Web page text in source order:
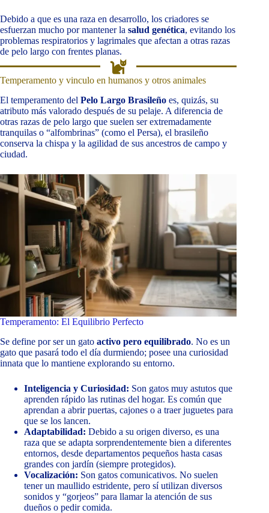
Debido a que es una raza en desarrollo, los criadores se
esfuerzan mucho por mantener la salud genética, evitando los
problemas respiratorios y lagrimales que afectan a otras razas
de pelo largo con frentes planas.
Temperamento y vinculo en humanos y otros animales
El temperamento del Pelo Largo Brasileño es, quizás, su
atributo más valorado después de su pelaje. A diferencia de
otras razas de pelo largo que suelen ser extremadamente
tranquilas o “alfombrinas” (como el Persa), el brasileño
conserva la chispa y la agilidad de sus ancestros de campo y
ciudad.
Temperamento: El Equilibrio Perfecto
Se define por ser un gato activo pero equilibrado. No es un
gato que pasará todo el día durmiendo; posee una curiosidad
innata que lo mantiene explorando su entorno.
Inteligencia y Curiosidad: Son gatos muy astutos que
aprenden rápido las rutinas del hogar. Es común que
aprendan a abrir puertas, cajones o a traer juguetes para
que se los lancen.
Adaptabilidad: Debido a su origen diverso, es una
raza que se adapta sorprendentemente bien a diferentes
entornos, desde departamentos pequeños hasta casas
grandes con jardín (siempre protegidos).
Vocalización: Son gatos comunicativos. No suelen
tener un maullido estridente, pero sí utilizan diversos
sonidos y “gorjeos” para llamar la atención de sus
dueños o pedir comida.